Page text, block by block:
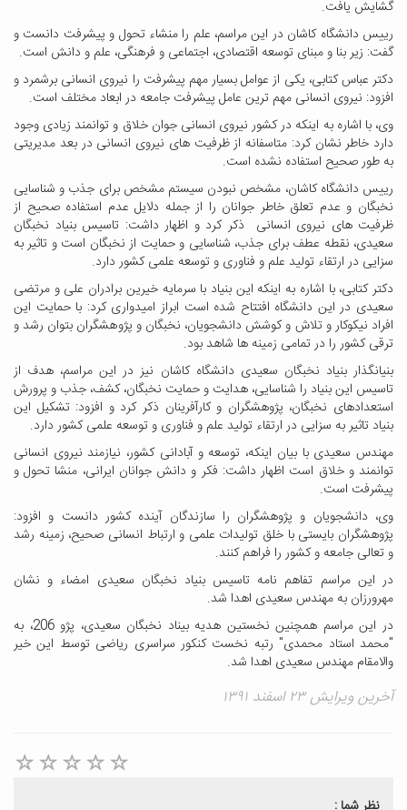
گشایش یافت.
رییس دانشگاه کاشان در این مراسم، علم را منشاء تحول و پیشرفت دانست و
گفت: زیر بنا و مبنای توسعه اقتصادی، اجتماعی و فرهنگی، علم و دانش است.
دکتر عباس کتابی، یکی از عوامل بسیار مهم پیشرفت را نیروی انسانی برشمرد و
افزود: نیروی انسانی مهم ترین عامل پیشرفت جامعه در ابعاد مختلف است.
وی، با اشاره به اینکه در کشور نیروی انسانی جوان خلاق و توانمند زیادی وجود
دارد خاطر نشان کرد: متاسفانه از ظرفیت های نیروی انسانی در بعد مدیریتی
به طور صحیح استفاده نشده است.
رییس دانشگاه کاشان، مشخص نبودن سیستم مشخص برای جذب و شناسایی
نخبگان و عدم تعلق خاطر جوانان را از جمله دلایل عدم استفاده صحیح از
ظرفیت های نیروی انسانی ذکر کرد و اظهار داشت: تاسیس بنیاد نخبگان
سعیدی، نقطه عطف برای جذب، شناسایی و حمایت از نخبگان است و تاثیر به
سزایی در ارتقاء تولید علم و فناوری و توسعه علمی کشور دارد.
دکتر کتابی، با اشاره به اینکه این بنیاد با سرمایه خیرین برادران علی و مرتضی
سعیدی در این دانشگاه افتتاح شده است ابراز امیدواری کرد: با حمایت این
افراد نیکوکار و تلاش و کوشش دانشجویان، نخبگان و پژوهشگران بتوان رشد و
ترقی کشور را در تمامی زمینه ها شاهد بود.
بنیانگذار بنیاد نخبگان سعیدی دانشگاه کاشان نیز در این مراسم، هدف از
تاسیس این بنیاد را شناسایی، هدایت و حمایت نخبگان، کشف، جذب و پرورش
استعدادهای نخبگان، پژوهشگران و کارآفرینان ذکر کرد و افزود: تشکیل این
بنیاد تاثیر به سزایی در ارتقاء تولید علم و فناوری و توسعه علمی کشور دارد.
مهندس سعیدی با بیان اینکه، توسعه و آبادانی کشور، نیازمند نیروی انسانی
توانمند و خلاق است اظهار داشت: فکر و دانش جوانان ایرانی، منشا تحول و
پیشرفت است.
وی، دانشجویان و پژوهشگران را سازندگان آینده کشور دانست و افزود:
پژوهشگران بایستی با خلق تولیدات علمی و ارتباط انسانی صحیح، زمینه رشد
و تعالی جامعه و کشور را فراهم کنند.
در این مراسم تفاهم نامه تاسیس بنیاد نخبگان سعیدی امضاء و نشان
مهرورزان به مهندس سعیدی اهدا شد.
در این مراسم همچنین نخستین هدیه بیناد نخبگان سعیدی، پژو 206، به
"محمد استاد محمدی" رتبه نخست کنکور سراسری ریاضی توسط این خیر
والامقام مهندس سعیدی اهدا شد.
آخرین ویرایش ۲۳ اسفند ۱۳۹۱